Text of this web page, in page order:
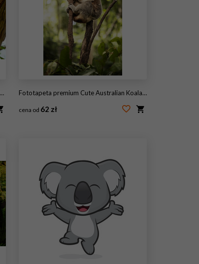
Fototapeta premium Cute Australian Koala resting during the day.
cena od 62 zł